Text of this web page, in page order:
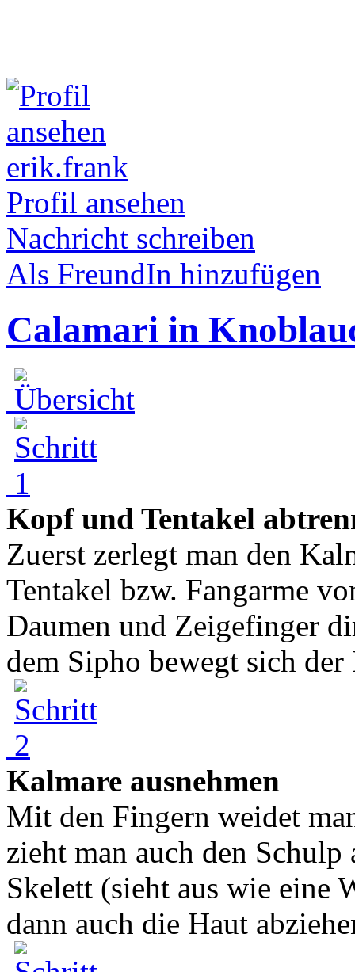
erik.frank
Profil ansehen
Nachricht schreiben
Als FreundIn hinzufügen
Calamari in
Kopf und Tentakel
Zuerst zerlegt man den
Tentakel bzw. Fangarme
Daumen und Zeigefinger
dem Sipho bewegt sich
Kalmare ausnehmen
Mit den Fingern weidet
zieht man auch den
Skelett (sieht aus wie eine
dann auch die Haut